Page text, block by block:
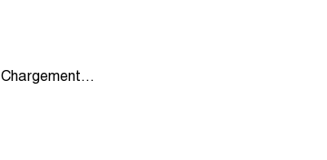
Chargement...